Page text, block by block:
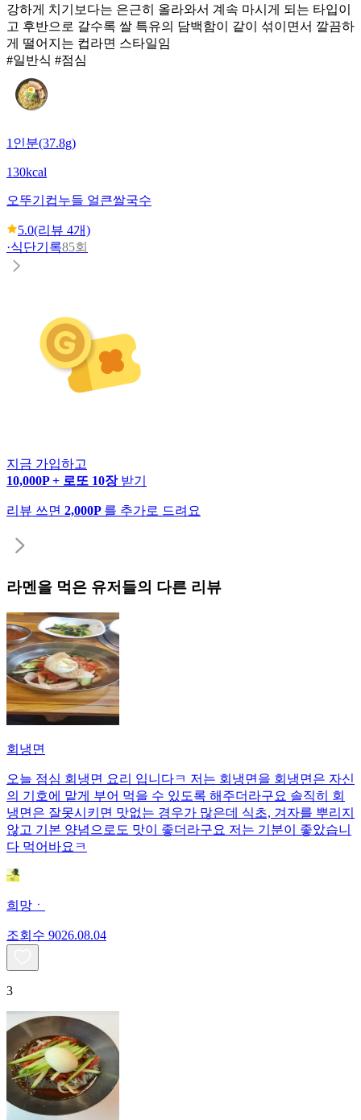
강하게 치기보다는 은근히 올라와서 계속 마시게 되는 타입이
고 후반으로 갈수록 쌀 특유의 담백함이 같이 섞이면서 깔끔하
게 떨어지는 컵라면 스타일임
#일반식 #점심
1인분(37.8g)
130kcal
오뚜기 컵누들 얼큰쌀국수
5.0(리뷰 4개)
·식단기록85회
지금 가입하고
10,000P + 로또 10장 받기
리뷰 쓰면 2,000P 를 추가로 드려요
라멘 을 먹은 유저들의 다른 리뷰
회냉면
오늘 점심 회냉면 요리 입니다ㅋ 저는 회냉면을 회냉면은 자신
의 기호에 맡게 부어 먹을 수 있도록 해주더라구요 솔직히 회
냉면은 잘못시키면 맛없는 경우가 많은데 식초, 겨자를 뿌리지
않고 기본 양념으로도 맛이 좋더라구요 저는 기분이 좋았습니
다 먹어바요ㅋ
희망ㆍ
조회수 9026.08.04
3